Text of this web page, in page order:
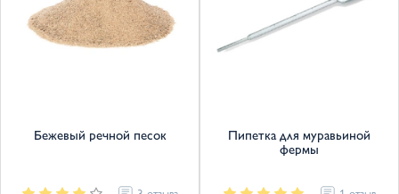
Бежевый речной песок Пипетка для муравьиной
фермы